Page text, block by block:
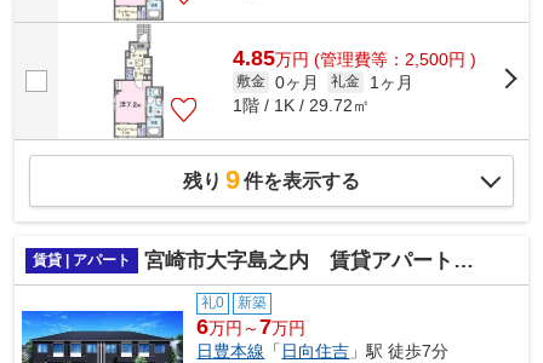
4.85万円 (管理費等：2,500円 )
敷金 0ヶ月 礼金
1ヶ月
1階 / 1K / 29.72㎡
残り 9件を表示する
賃貸 | アパート 宮崎市大字島之内 賃貸アパート新築工事
礼0 新築
6万円～7万円
日豊本線 「 日向住吉 」駅 徒歩7分